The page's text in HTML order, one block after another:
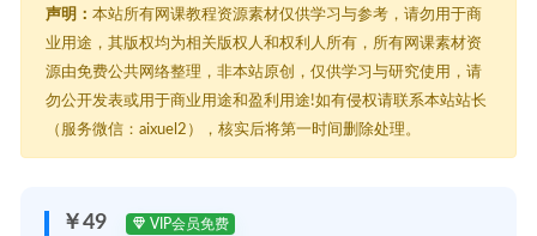
声明： 本站所有网课教程资源素材仅供学习与参考，请勿用于商
业用途，其版权均为相关版权人和权利人所有，所有网课素材资
源由免费公共网络整理，非本站原创，仅供学习与研究使用，请
勿公开发表或用于商业用途和盈利用途!如有侵权请联系本站站长
（服务微信：aixuel2），核实后将第一时间删除处理。
￥49 VIP会员免费